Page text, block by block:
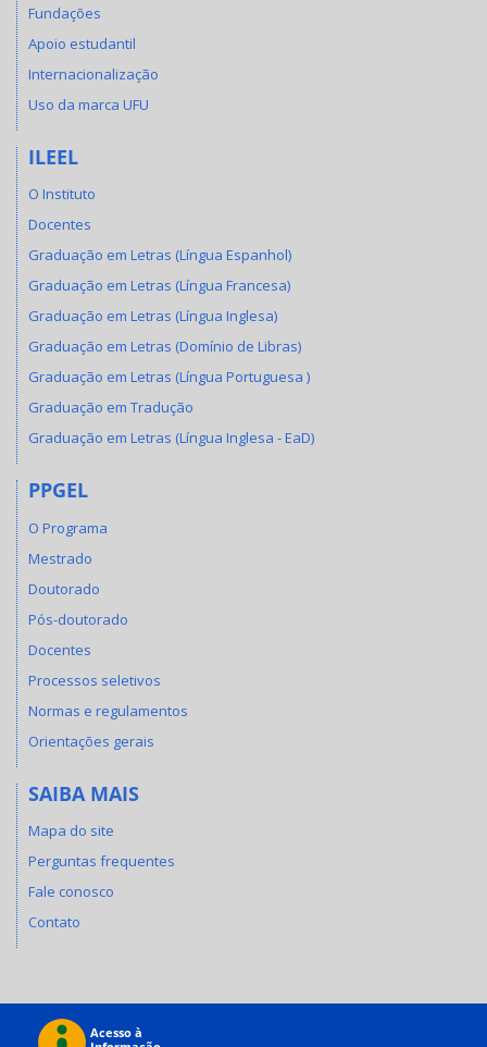
Fundações
Apoio estudantil
Internacionalização
Uso da marca UFU
ILEEL
O Instituto
Docentes
Graduação em Letras (Língua Espanhol)
Graduação em Letras (Língua Francesa)
Graduação em Letras (Língua Inglesa)
Graduação em Letras (Domínio de Libras)
Graduação em Letras (Língua Portuguesa )
Graduação em Tradução
Graduação em Letras (Língua Inglesa - EaD)
PPGEL
O Programa
Mestrado
Doutorado
Pós-doutorado
Docentes
Processos seletivos
Normas e regulamentos
Orientações gerais
SAIBA MAIS
Mapa do site
Perguntas frequentes
Fale conosco
Contato